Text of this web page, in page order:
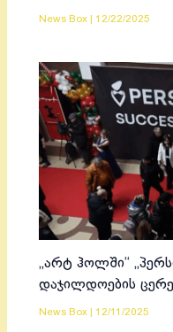
News Box |12/22/2025
„არტ ჰოლში“
დაჯილდოების
News Box |12/11/2025